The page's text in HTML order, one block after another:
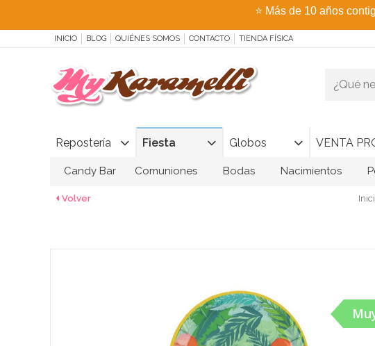
⭐ Más de 10 años
INICIO BLOG QUIÉNES SOMOS CONTACTO TIENDA FÍSICA
Repostería Fiesta Globos VENTA
Candy Bar Comuniones Bodas Nacimientos
Volver